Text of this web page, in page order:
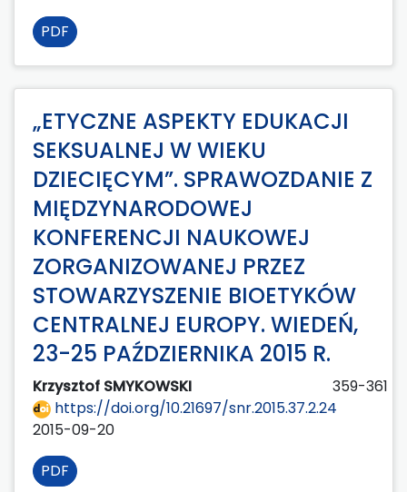
PDF
„ETYCZNE ASPEKTY EDUKACJI
SEKSUALNEJ W WIEKU
DZIECIĘCYM”. SPRAWOZDANIE Z
MIĘDZYNARODOWEJ
KONFERENCJI NAUKOWEJ
ZORGANIZOWANEJ PRZEZ
STOWARZYSZENIE BIOETYKÓW
CENTRALNEJ EUROPY. WIEDEŃ,
23-25 PAŹDZIERNIKA 2015 R.
Krzysztof SMYKOWSKI
359-361
https://doi.org/10.21697/snr.2015.37.2.24
2015-09-20
PDF